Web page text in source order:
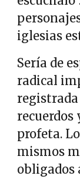
iglesias
Sería de
radical
profeta.
mismos
obligados